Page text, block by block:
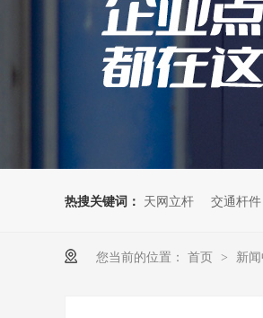
热搜关键词： 天网立杆 交通杆件
您当前的位置： 首页 > 新